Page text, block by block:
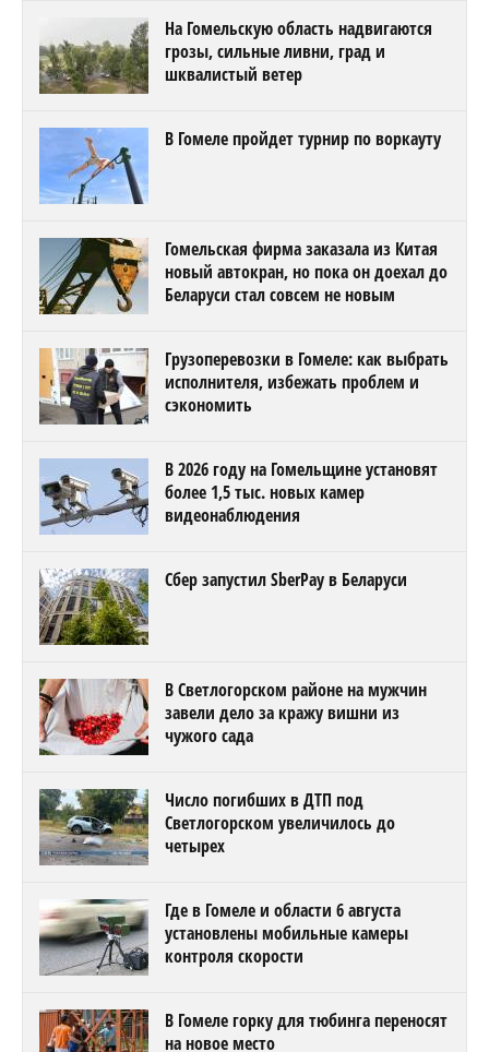
На Гомельскую область надвигаются
грозы, сильные ливни, град и
шквалистый ветер
В Гомеле пройдет турнир по воркауту
Гомельская фирма заказала из Китая
новый автокран, но пока он доехал до
Беларуси стал совсем не новым
Грузоперевозки в Гомеле: как выбрать
исполнителя, избежать проблем и
сэкономить
В 2026 году на Гомельщине установят
более 1,5 тыс. новых камер
видеонаблюдения
Сбер запустил SberPay в Беларуси
В Светлогорском районе на мужчин
завели дело за кражу вишни из
чужого сада
Число погибших в ДТП под
Светлогорском увеличилось до
четырех
Где в Гомеле и области 6 августа
установлены мобильные камеры
контроля скорости
В Гомеле горку для тюбинга переносят
на новое место